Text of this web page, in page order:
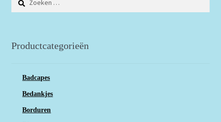
naar:
Productcategorieën
Badcapes
Bedankjes
Borduren